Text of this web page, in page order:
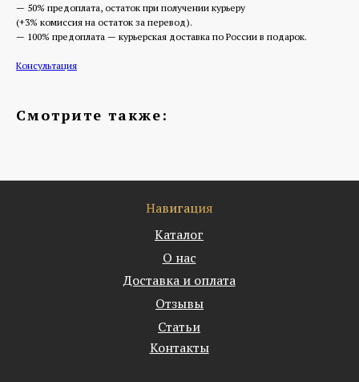
— 50% предоплата, остаток при получении курьеру
(+3% комиссия на остаток за перевод).
— 100% предоплата — курьерская доставка по России в подарок.
Консультация
Смотрите также:
Навигация
Каталог
О нас
Доставка и оплата
Отзывы
Статьи
Контакты